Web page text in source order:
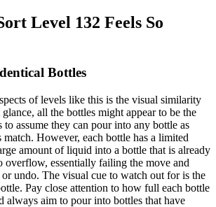
Level 132 Feels So
Bottles
of levels like this is the visual similarity
all the bottles might appear to be the
to assume they can pour into any bottle as
match. However, each bottle has a limited
amount of liquid into a bottle that is already
overflow, essentially failing the move and
undo. The visual cue to watch out for is the
Pay close attention to how full each bottle
always aim to pour into bottles that have